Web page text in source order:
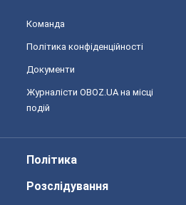
Команда
Політика конфіденційності
Документи
Журналісти OBOZ.UA на місці
подій
Політика
Розслідування